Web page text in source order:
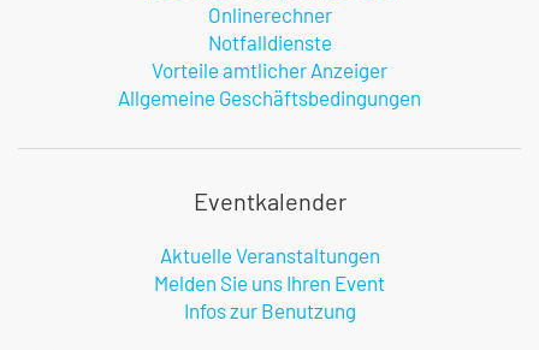
Onlinerechner
Notfalldienste
Vorteile amtlicher Anzeiger
Allgemeine Geschäftsbedingungen
Eventkalender
Aktuelle Veranstaltungen
Melden Sie uns Ihren Event
Infos zur Benutzung